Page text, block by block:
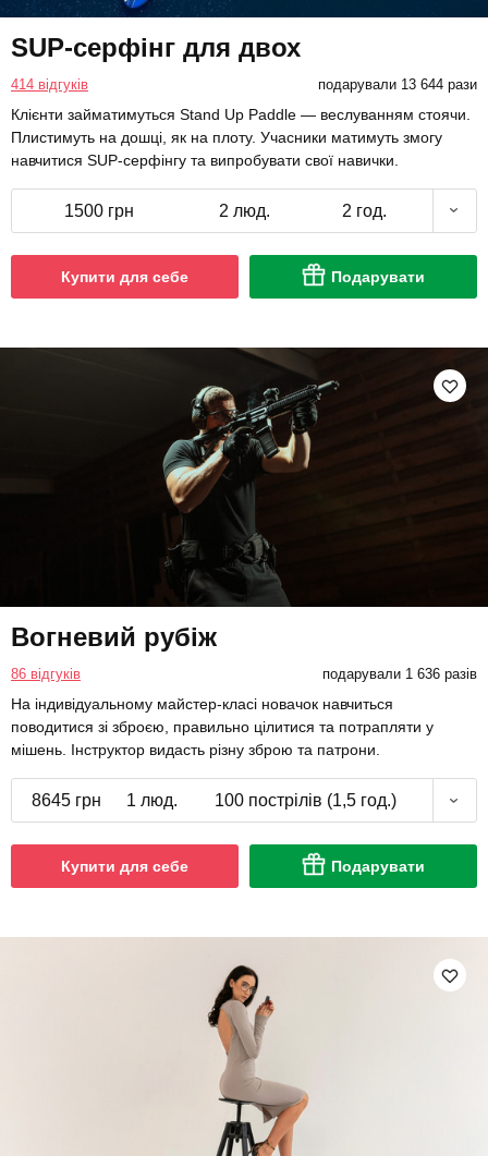
SUP-серфінг для двох
414 відгуків подарували 13 644 рази
Клієнти займатимуться Stand Up Paddle — веслуванням стоячи.
Плистимуть на дошці, як на плоту. Учасники матимуть змогу
навчитися SUP-серфінгу та випробувати свої навички.
1500 грн 2 люд. 2 год.
Купити для себе Подарувати
Вогневий рубіж
86 відгуків подарували 1 636 разів
На індивідуальному майстер-класі новачок навчиться
поводитися зі зброєю, правильно цілитися та потрапляти у
мішень. Інструктор видасть різну зброю та патрони.
8645 грн 1 люд. 100 пострілів (1,5 год.)
Купити для себе Подарувати